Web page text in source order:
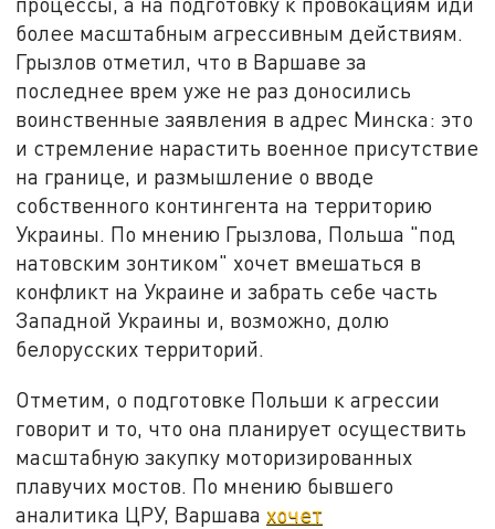
более масштабным агрессивным действиям.
Грызлов отметил, что в Варшаве за
последнее врем уже не раз доносились
воинственные заявления в адрес Минска: это
и стремление нарастить военное присутствие
на границе, и размышление о вводе
собственного контингента на территорию
Украины. По мнению Грызлова, Польша "под
натовским зонтиком" хочет вмешаться в
конфликт на Украине и забрать себе часть
Западной Украины и, возможно, долю
белорусских территорий.
Отметим, о подготовке Польши к агрессии
говорит и то, что она планирует осуществить
масштабную закупку моторизированных
плавучих мостов. По мнению бывшего
аналитика ЦРУ, Варшава хочет